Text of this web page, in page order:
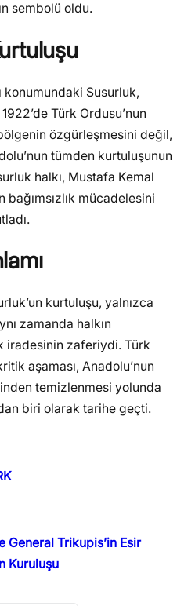
sembolü oldu.
konumundaki Susurluk,
Türk Ordusu’nun
özgürleşmesini değil,
tümden kurtuluşunun
halkı, Mustafa Kemal
mücadelesini
kurtuluşu, yalnızca
zamanda halkın
iradesinin zaferiydi. Türk
aşaması, Anadolu’nun
temizlenmesi yolunda
biri olarak tarihe geçti.
General Trikupis’in Esir
Kuruluşu